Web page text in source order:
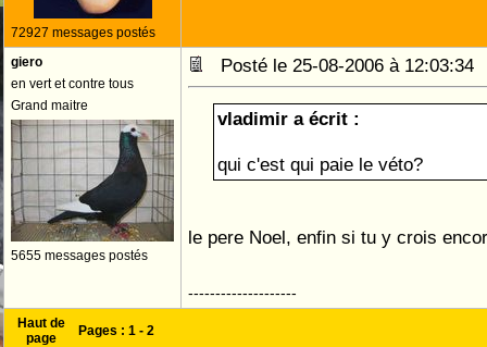
72927 messages postés
giero
en vert et contre tous
Grand maitre
5655 messages postés
Posté le 25-08-2006 à
vladimir a écrit :
qui c'est qui paie le véto?
le pere Noel, enfin si tu y crois
--------------------
Haut de
page
Pages : 1 - 2